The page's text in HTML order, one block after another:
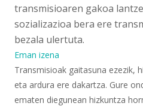
transmisioaren gakoa
sozializazioa bera ere
bezala ulertuta.
Eman izena
Transmisioak gaitasuna ezezik,
eta ardura ere dakartza. Gure
ematen diegunean hizkuntza